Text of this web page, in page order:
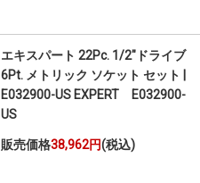
エキスパート 22Pc. 1/2"ドライブ
6Pt. メトリック ソケット セット |
E032900-US EXPERT E032900-
US
販売価格38,962円(税込)